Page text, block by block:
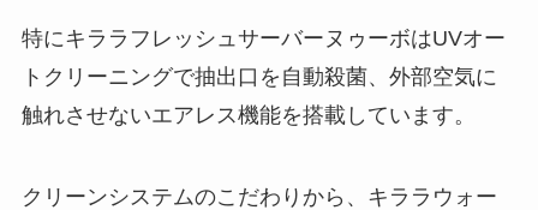
特にキララフレッシュサーバー ヌゥーボはUVオー
トクリーニングで抽出口を自動殺菌、外部空気に
触れさせないエアレス機能を搭載しています。
クリーンシステムのこだわりから、キララウォー